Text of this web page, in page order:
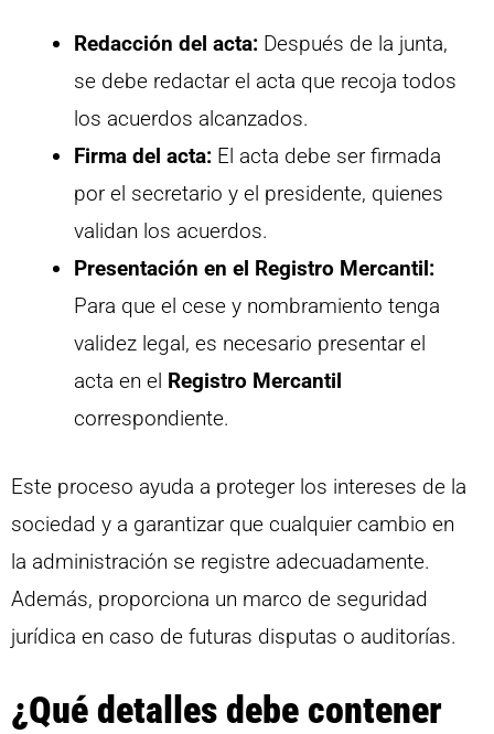
Redacción del acta: Después de la junta,
se debe redactar el acta que recoja todos
los acuerdos alcanzados.
Firma del acta: El acta debe ser firmada
por el secretario y el presidente, quienes
validan los acuerdos.
Presentación en el Registro Mercantil:
Para que el cese y nombramiento tenga
validez legal, es necesario presentar el
acta en el Registro Mercantil
correspondiente.
Este proceso ayuda a proteger los intereses de la
sociedad y a garantizar que cualquier cambio en
la administración se registre adecuadamente.
Además, proporciona un marco de seguridad
jurídica en caso de futuras disputas o auditorías.
¿Qué detalles debe contener